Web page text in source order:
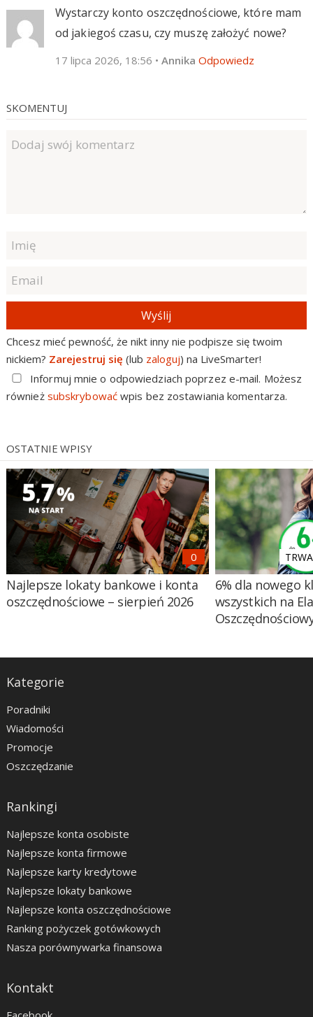
Wystarczy konto oszczędnościowe, które mam
od jakiegoś czasu, czy muszę założyć nowe?
17 lipca 2026, 18:56 • Annika Odpowiedz
SKOMENTUJ
Wyślij
Chcesz mieć pewność, że nikt inny nie podpisze się twoim
nickiem? Zarejestruj się (lub zaloguj) na LiveSmarter!
Informuj mnie o odpowiedziach poprzez e-mail. Możesz
również subskrybowaćwpis bez zostawiania komentarza.
OSTATNIE WPISY
Najlepsze lokaty bankowe i konta
oszczędnościowe – sierpień 2026
6% dla nowego
wszystkich na
Kategorie
Poradniki
Wiadomości
Promocje
Oszczędzanie
Rankingi
Najlepsze konta osobiste
Najlepsze konta firmowe
Najlepsze karty kredytowe
Najlepsze lokaty bankowe
Najlepsze konta oszczędnościowe
Ranking pożyczek gotówkowych
Nasza porównywarka finansowa
Kontakt